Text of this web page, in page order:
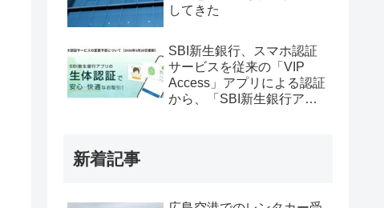
してきた
SBI新生銀行、スマホ認証
サービスを従来の「VIP
Access」アプリによる認証
から、「SBI新生銀行アプ
新着記事